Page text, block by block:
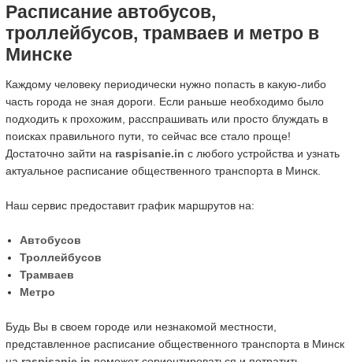
Расписание автобусов,
троллейбусов, трамваев и метро в
Минске
Каждому человеку периодически нужно попасть в какую-либо
часть города не зная дороги. Если раньше необходимо было
подходить к прохожим, расспрашивать или просто блуждать в
поисках правильного пути, то сейчас все стало проще!
Достаточно зайти на raspisanie.in с любого устройства и узнать
актуальное расписание общественного транспорта в Минск.
Наш сервис предоставит график маршрутов на:
Автобусов
Троллейбусов
Трамваев
Метро
Будь Вы в своем городе или незнакомой местности,
представленное расписание общественного транспорта в Минск